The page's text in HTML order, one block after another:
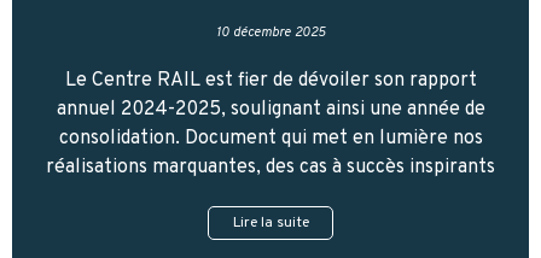
10 décembre 2025
Le Centre RAIL est fier de dévoiler son rapport
annuel 2024-2025, soulignant ainsi une année de
consolidation. Document qui met en lumière nos
réalisations marquantes, des cas à succès inspirants
Lire la suite